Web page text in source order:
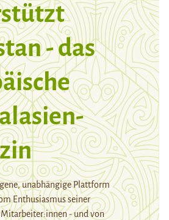
- das
unabhängige Plattform
Enthusiasmus seiner
- und von